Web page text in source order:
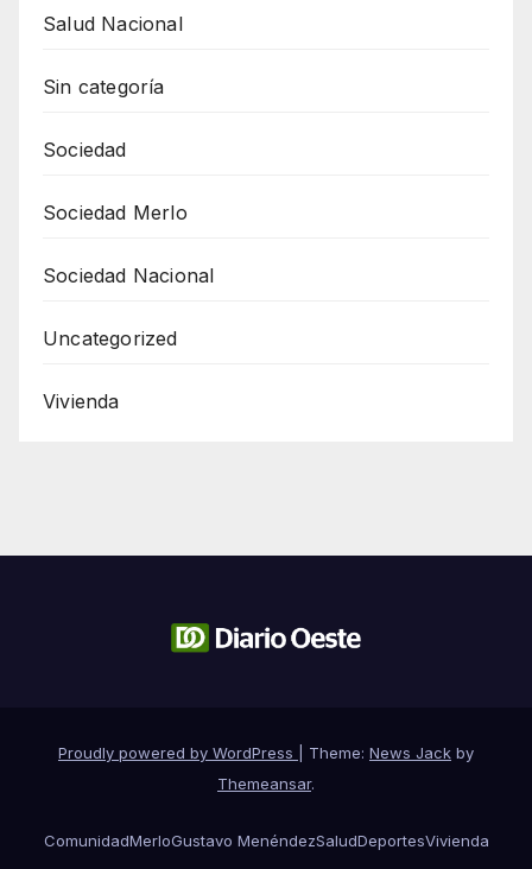
Salud Nacional
Sin categoría
Sociedad
Sociedad Merlo
Sociedad Nacional
Uncategorized
Vivienda
Proudly powered by WordPress Theme: News Jack by
Themeansar.
ComunidadMerloGustavo MenéndezSaludDeportesVivienda